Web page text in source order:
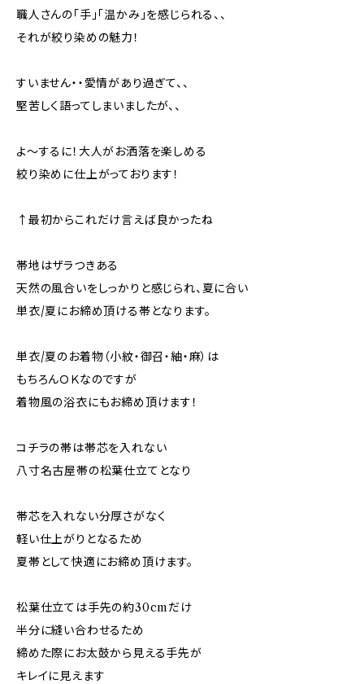
職人さんの「手」「温かみ」を感じられる、、
それが絞り染めの魅力！
すいません・・愛情があり過ぎて、、
堅苦しく語ってしまいましたが、、
よ～するに！大人がお洒落を楽しめる
絞り染めに仕上がっております！
↑最初からこれだけ言えば良かったね
帯地はザラつきある
天然の風合いをしっかりと感じられ、夏に合い
単衣/夏にお締め頂ける帯となります。
単衣/夏のお着物（小紋・御召・紬・麻）は
もちろんＯＫなのですが
着物風の浴衣にもお締め頂けます！
コチラの帯は帯芯を入れない
八寸名古屋帯の松葉仕立てとなり
帯芯を入れない分厚さがなく
軽い仕上がりとなるため
夏帯として快適にお締め頂けます。
松葉仕立ては手先の約30cmだけ
半分に縫い合わせるため
締めた際にお太鼓から見える手先が
キレイに見えます